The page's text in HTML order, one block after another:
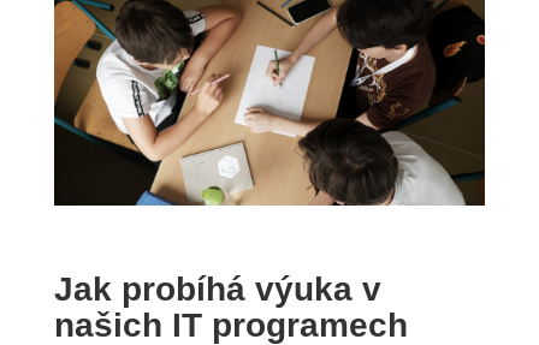
Jak probíhá výuka v
našich IT programech